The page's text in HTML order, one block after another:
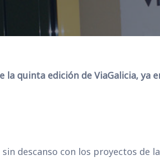
quinta edición de ViaGalicia, ya
descanso con los proyectos de